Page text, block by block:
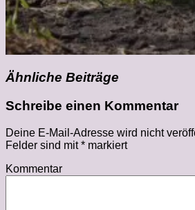
Ähnliche Beiträge
Schreibe einen Kommentar
Deine E-Mail-Adresse wird nicht
Felder sind mit* markiert
Kommentar